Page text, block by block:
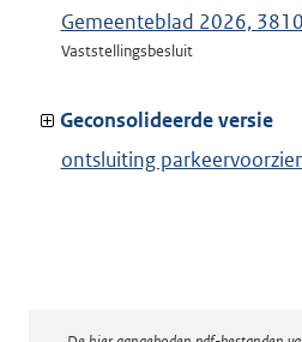
Gemeenteblad 2026,
Vaststellingsbesluit
Geconsolideerde versie
ontsluiting